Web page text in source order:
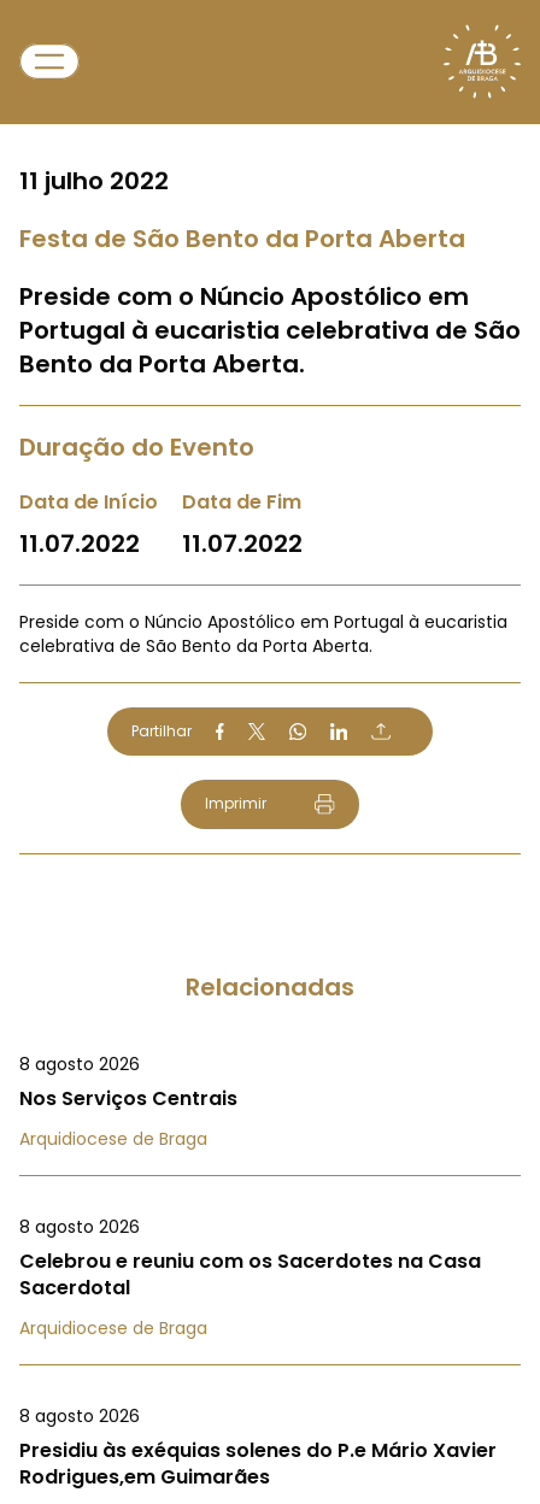
11 julho 2022
Festa de São Bento da Porta Aberta
Preside com o Núncio Apostólico em
Portugal à eucaristia celebrativa de São
Bento da Porta Aberta.
Duração do Evento
Data de Início
11.07.2022
Data de Fim
11.07.2022
Preside com o Núncio Apostólico em Portugal à eucaristia
celebrativa de São Bento da Porta Aberta.
Partilhar
Imprimir
Relacionadas
8 agosto 2026
Nos Serviços Centrais
Arquidiocese de Braga
8 agosto 2026
Celebrou e reuniu com os Sacerdotes na Casa
Sacerdotal
Arquidiocese de Braga
8 agosto 2026
Presidiu às exéquias solenes do P.e Mário Xavier
Rodrigues,em Guimarães